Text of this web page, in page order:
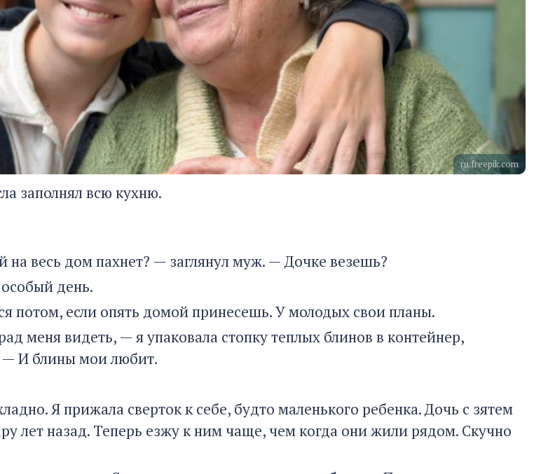
ru.freepik.com
заполнял всю кухню.
на весь дом пахнет? — заглянул муж. — Дочке везешь?
день.
потом, если опять домой принесешь. У молодых свои планы.
меня видеть, — я упаковала стопку теплых блинов в контейнер,
— И блины мои любит.
Я прижала сверток к себе, будто маленького ребенка. Дочь с зятем
лет назад. Теперь езжу к ним чаще, чем когда они жили рядом. Скучно